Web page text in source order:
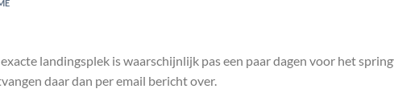
landingsplek is waarschijnlijk pas een paar dagen voor het
daar dan per email bericht over.